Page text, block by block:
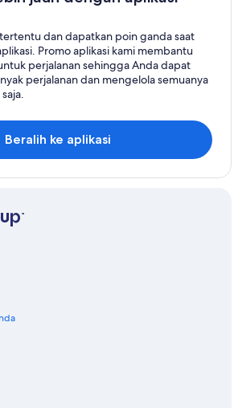
dan dapatkan poin ganda saat
Promo aplikasi kami membantu
perjalanan sehingga Anda dapat
perjalanan dan mengelola semuanya
Beralih ke aplikasi